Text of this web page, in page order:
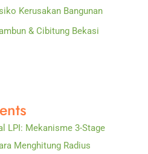
Kerusakan Bangunan
& Cibitung Bekasi
LPI: Mekanisme 3-Stage
Menghitung Radius